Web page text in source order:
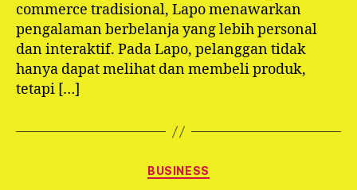
commerce tradisional, Lapo menawarkan
pengalaman berbelanja yang lebih personal
dan interaktif. Pada Lapo, pelanggan tidak
hanya dapat melihat dan membeli produk,
tetapi […]
Categories
BUSINESS